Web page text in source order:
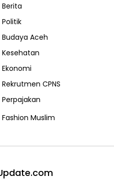
Berita
Politik
Budaya Aceh
Kesehatan
Ekonomi
Rekrutmen CPNS
Perpajakan
Fashion Muslim